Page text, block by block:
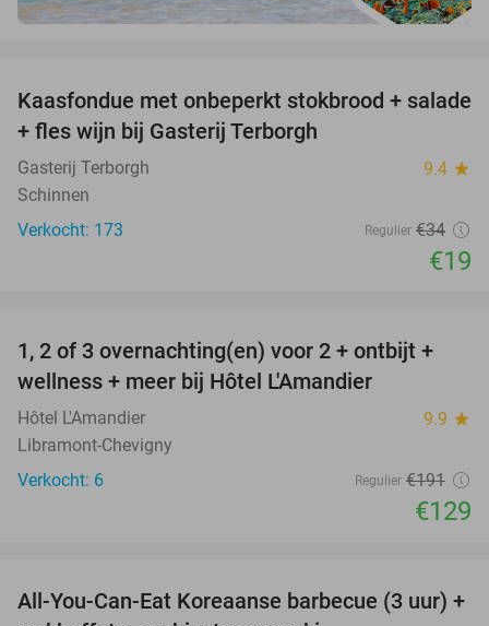
44%
Kaasfondue met onbeperkt stokbrood + salade
+ fles wijn bij Gasterij Terborgh
Gasterij Terborgh 9.4 star
Schinnen
Verkocht: 173
Regulier €34
€19
32%
TODAY
1, 2 of 3 overnachting(en) voor 2 + ontbijt +
wellness + meer bij Hôtel L'Amandier
Hôtel L'Amandier 9.9 star
Libramont-Chevigny
Verkocht: 6
Regulier €191
€129
21%
All-You-Can-Eat Koreaanse barbecue (3 uur) +